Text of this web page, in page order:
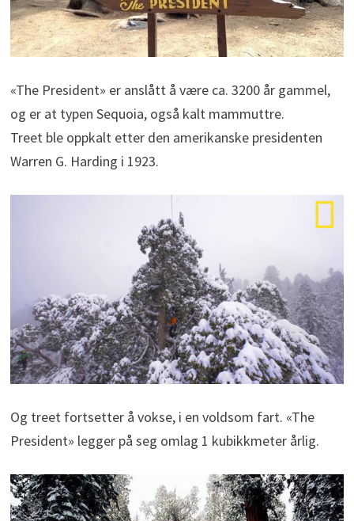
«The President» er anslått å være ca. 3200 år gammel,
og er at typen Sequoia, også kalt mammuttre.
Treet ble oppkalt etter den amerikanske presidenten
Warren G. Harding i 1923.
Og treet fortsetter å vokse, i en voldsom fart. «The
President» legger på seg omlag 1 kubikkmeter årlig.